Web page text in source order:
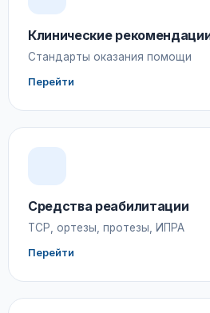
Клинические
Стандарты оказания помощи
Перейти
Средства реабилитации
ТСР, ортезы, протезы, ИПРА
Перейти